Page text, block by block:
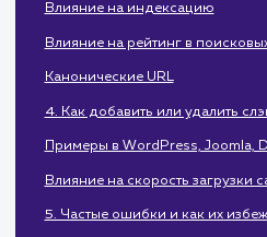
3. Почему это может быть
Влияние на индексацию
Влияние на рейтинг в